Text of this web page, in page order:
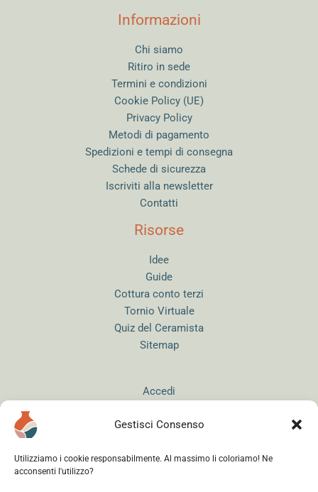
Gestisci Consenso
Utilizziamo i cookie responsabilmente. Al massimo li coloriamo! Ne
acconsenti l'utilizzo?
Informazioni
Chi siamo
Ritiro in sede
Termini e condizioni
Cookie Policy (UE)
Privacy Policy
Metodi di pagamento
Spedizioni e tempi di consegna
Schede di sicurezza
Iscriviti alla newsletter
Contatti
Risorse
Idee
Guide
Cottura conto terzi
Tornio Virtuale
Quiz del Ceramista
Sitemap
Accedi